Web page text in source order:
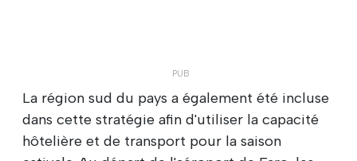
La région sud du pays a également été incluse
dans cette stratégie afin d'utiliser la capacité
hôtelière et de transport pour la saison